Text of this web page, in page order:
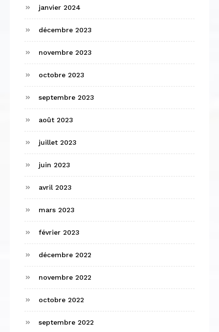
janvier 2024
décembre 2023
novembre 2023
octobre 2023
septembre 2023
août 2023
juillet 2023
juin 2023
avril 2023
mars 2023
février 2023
décembre 2022
novembre 2022
octobre 2022
septembre 2022